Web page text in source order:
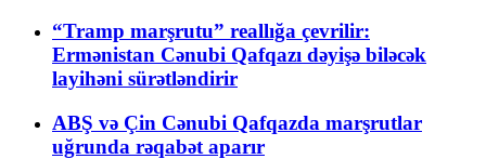
“Tramp marşrutu” reallığa çevrilir:
Ermənistan Cənubi Qafqazı dəyişə biləcək
layihəni sürətləndirir
ABŞ və Çin Cənubi Qafqazda marşrutlar
uğrunda rəqabət aparır